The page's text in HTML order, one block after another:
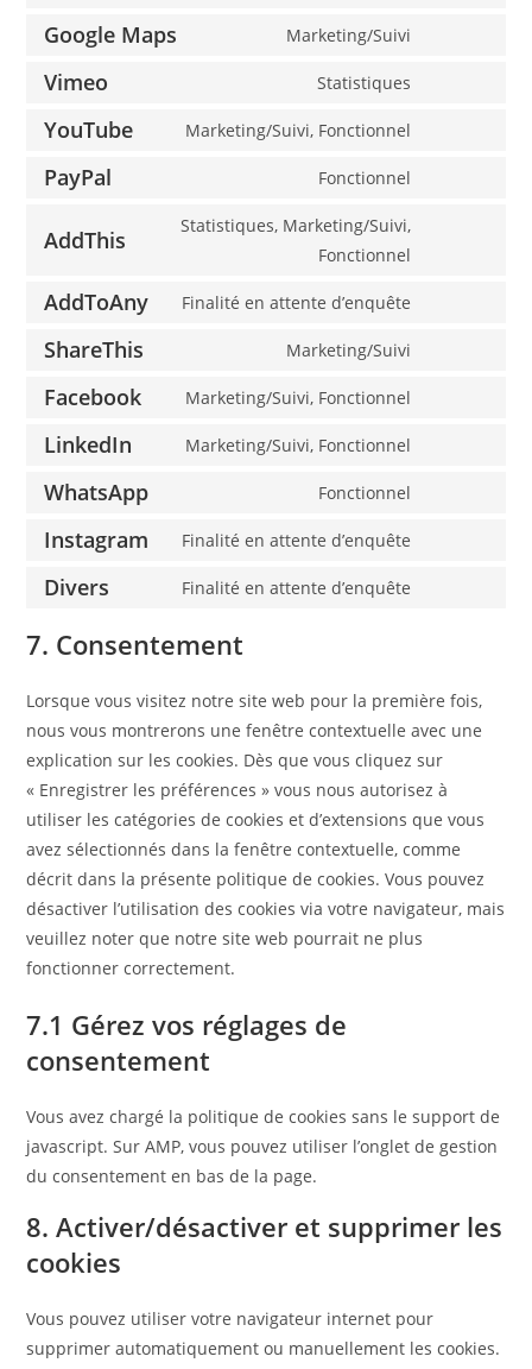
Google Maps
Marketing/Suivi
Vimeo Statistiques
YouTube Marketing/Suivi, Fonctionnel
PayPal Fonctionnel
AddThis
Statistiques, Marketing/Suivi,
Fonctionnel
AddToAny Finalité en attente d’enquête
ShareThis Marketing/Suivi
Facebook Marketing/Suivi, Fonctionnel
LinkedIn Marketing/Suivi, Fonctionnel
WhatsApp Fonctionnel
Instagram Finalité en attente d’enquête
Divers Finalité en attente d’enquête
7. Consentement
Lorsque vous visitez notre site web pour la première fois,
nous vous montrerons une fenêtre contextuelle avec une
explication sur les cookies. Dès que vous cliquez sur
« Enregistrer les préférences » vous nous autorisez à
utiliser les catégories de cookies et d’extensions que vous
avez sélectionnés dans la fenêtre contextuelle, comme
décrit dans la présente politique de cookies. Vous pouvez
désactiver l’utilisation des cookies via votre navigateur, mais
veuillez noter que notre site web pourrait ne plus
fonctionner correctement.
7.1 Gérez vos réglages de
consentement
Vous avez chargé la politique de cookies sans le support de
javascript. Sur AMP, vous pouvez utiliser l’onglet de gestion
du consentement en bas de la page.
8. Activer/désactiver et supprimer les
cookies
Vous pouvez utiliser votre navigateur internet pour
supprimer automatiquement ou manuellement les cookies.